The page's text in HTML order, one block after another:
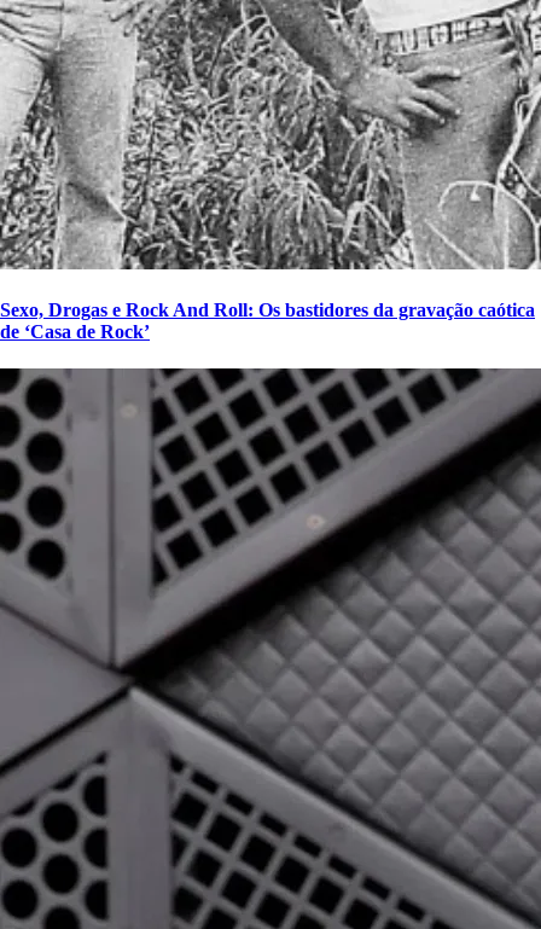
Sexo, Drogas e Rock And Roll: Os bastidores da gravação caótica
de ‘Casa de Rock’